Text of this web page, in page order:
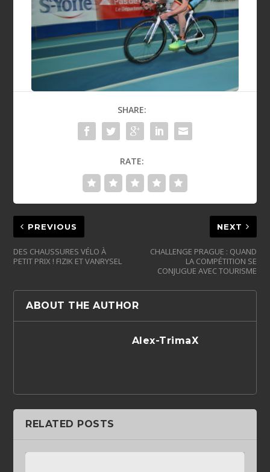
SHARE:
RATE:
PREVIOUS
DES CHAUSSURES VÉLO À
PETIT PRIX ! FIZIK ET VANRYSEL
NEXT
CHALLENGE PRAGUE : QUAND
LA COMPÉTITION SE
CONJUGUE AVEC TOURISME
ABOUT THE AUTHOR
Alex-TrimaX
RELATED POSTS